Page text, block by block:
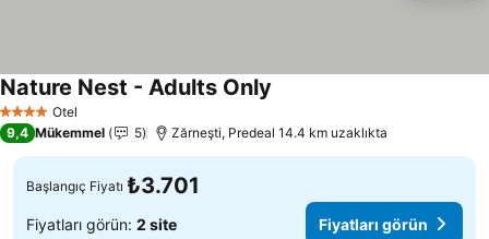
4 Yıldız Otel
Nature Nest - Adults Only
9,4 Mükemmel 5 Zărneşti, Predeal 14.4 km uzaklıkta
Başlangıç Fiyatı ₺3.701
Fiyatları görün: 2 site Fiyatları görün